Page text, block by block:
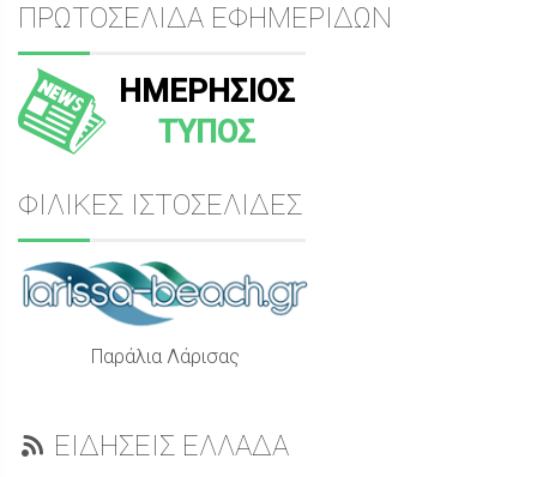
ΠΡΩΤΟΣΕΛΙΔΑ ΕΦΗΜΕΡΙΔΩΝ
ΗΜΕΡΗΣΙΟΣ
ΤΥΠΟΣ
ΦΙΛΙΚΕΣ ΙΣΤΟΣΕΛΙΔΕΣ
Παράλια Λάρισας
ΕΙΔΗΣΕΙΣ ΕΛΛΑΔΑ